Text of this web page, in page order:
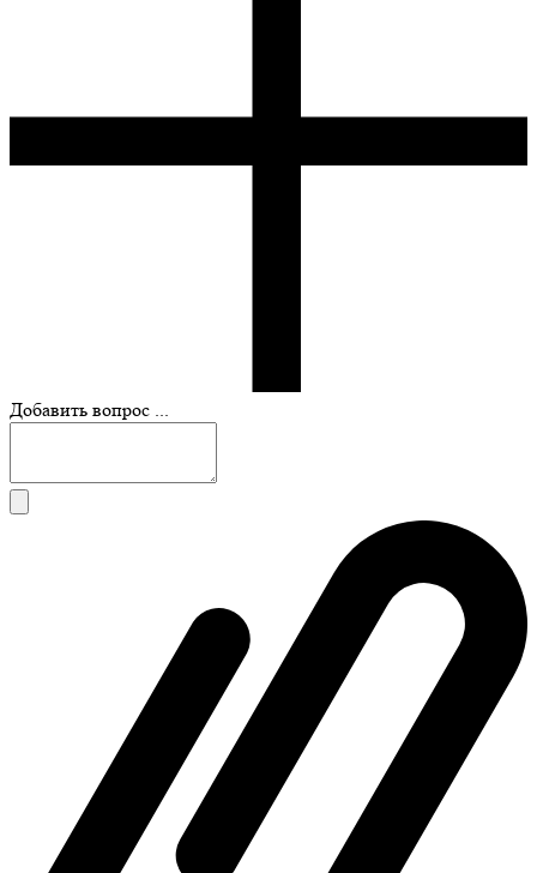
Добавить вопрос ...